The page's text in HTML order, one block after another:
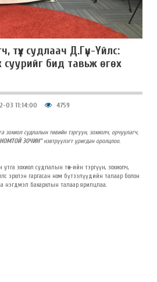
түүх судлаач Д.Гүн-Үйлс:
бид тавьж өгөх
03 11:14:00 4759
зохиол судлалын төвийн тэргүүн, зохиолч, орчуулагч,
НОМТОЙ ЗОЧИН"нэвтрүүлэгт уригдан оролцлоо.
зохиол судлалын төв-ийн тэргүүн, зохиолч,
эрхлэн гаргасан ном бүтээлүүдийн талаар болон
нэгдмэл бахархлын талаар ярилцлаа.